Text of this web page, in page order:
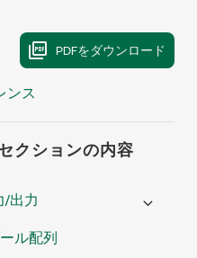
ンス
クションの内容
/出力
ル配列